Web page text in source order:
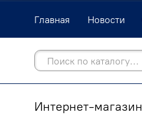
Главная Новости
Интернет-магазин